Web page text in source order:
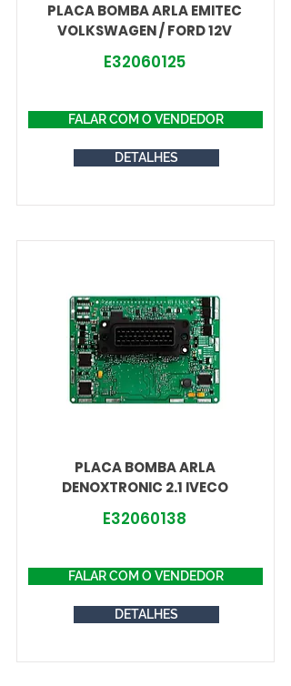
PLACA BOMBA ARLA EMITEC
VOLKSWAGEN / FORD 12V
E32060125
FALAR COM O VENDEDOR
DETALHES
PLACA BOMBA ARLA
DENOXTRONIC 2.1 IVECO
E32060138
FALAR COM O VENDEDOR
DETALHES